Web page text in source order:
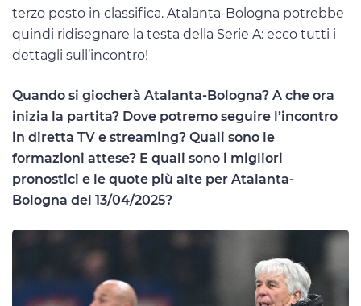
terzo posto in classifica. Atalanta-Bologna potrebbe
quindi ridisegnare la testa della Serie A: ecco tutti i
dettagli sull’incontro!
Quando si giocherà Atalanta-Bologna? A che ora
inizia la partita? Dove potremo seguire l’incontro
in diretta TV e streaming? Quali sono le
formazioni attese? E quali sono i migliori
pronostici e le quote più alte per Atalanta-
Bologna del 13/04/2025?